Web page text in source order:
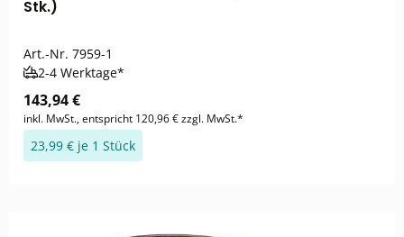
Stk.)
Art.-Nr. 7959-1
2-4 Werktage*
143,94 €
inkl. MwSt., entspricht 120,96 € zzgl. MwSt.*
23,99 € je 1 Stück